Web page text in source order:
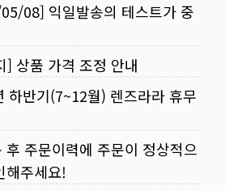
08] 익일발송의 테스트가 중
] 상품 가격 조정 안내
하반기(7~12월) 렌즈라라 휴무
후 주문이력에 주문이 정상적으
해주세요!